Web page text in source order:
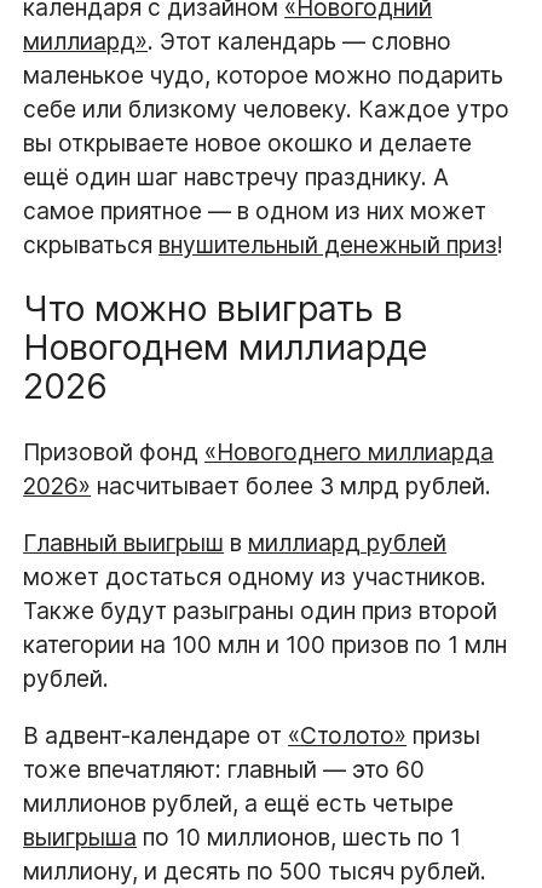
календаря с дизайном «Новогодний
миллиард». Этот календарь — словно
маленькое чудо, которое можно подарить
себе или близкому человеку. Каждое утро
вы открываете новое окошко и делаете
ещё один шаг навстречу празднику. А
самое приятное — в одном из них может
скрываться внушительный денежный приз!
Что можно выиграть в
Новогоднем миллиарде
2026
Призовой фонд «Новогоднего миллиарда
2026» насчитывает более 3 млрд рублей.
Главный выигрыш в миллиард рублей
может достаться одному из участников.
Также будут разыграны один приз второй
категории на 100 млн и 100 призов по 1 млн
рублей.
В адвент-календаре от «Столото» призы
тоже впечатляют: главный — это 60
миллионов рублей, а ещё есть четыре
выигрыша по 10 миллионов, шесть по 1
миллиону, и десять по 500 тысяч рублей.